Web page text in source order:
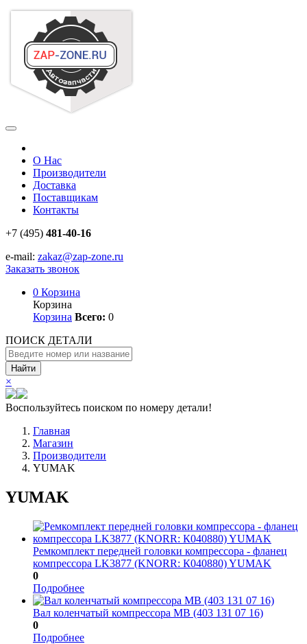
О Нас
Производители
Доставка
Поставщикам
Контакты
+7 (495) 481-40-16
e-mail: zakaz@zap-zone.ru
Заказать звонок
0 Корзина
Корзина
Корзина Всего: 0
ПОИСК ДЕТАЛИ
Найти
×
Воспользуйтесь поиском по номеру детали!
Главная
Магазин
Производители
YUMAK
YUMAK
Ремкомплект передней головки компрессора - фланец
компрессора LK3877 (KNORR: К040880) YUMAK
0
Подробнее
Вал коленчатый компрессора МВ (403 131 07 16)
0
Подробнее